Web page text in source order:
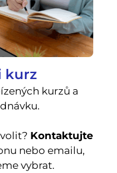
kurz
kurzů a
Kontaktujte
nebo emailu,
vybrat.